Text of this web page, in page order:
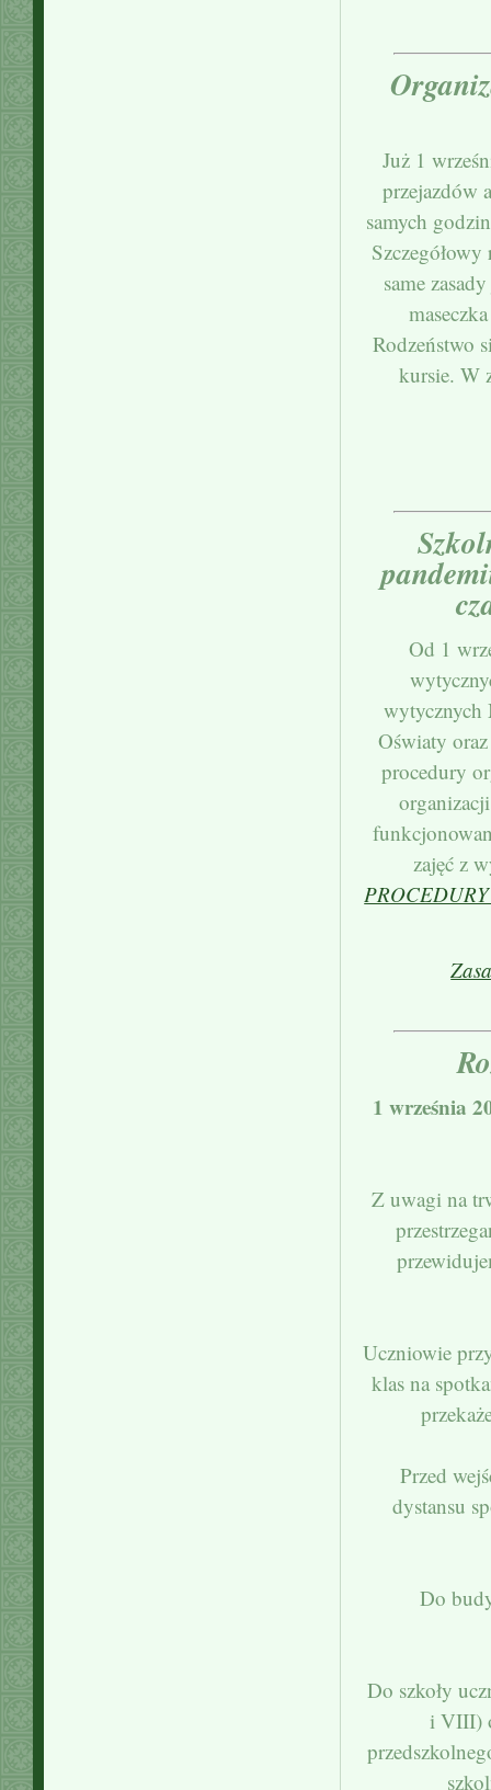
Już 1
przejazdów
samych
same
Rodzeństwo
kursie. W
Od 1
wytycznych
Oświaty oraz
procedury
zajęć z
1 września
Z uwagi na
Uczniowie
klas na
Przed
dystansu
Do
Do szkoły
i VIII)